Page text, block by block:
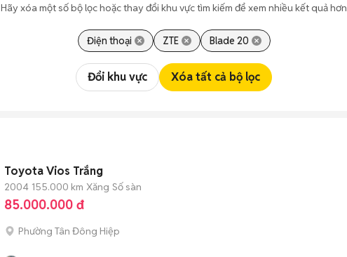
Hãy xóa một số bộ lọc hoặc thay đổi khu vực tìm kiếm để xem nhiều kết quả hơn
Điện thoại ZTE Blade 20
Đổi khu vực Xóa tất cả bộ lọc
Toyota Vios Trắng
2004 155.000 km Xăng Số sàn
85.000.000 đ
Phường Tân Đông Hiệp